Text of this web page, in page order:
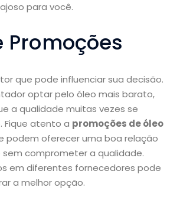
para você.
Promoções
que pode influenciar sua decisão.
optar pelo óleo mais barato,
a qualidade muitas vezes se
Fique atento a promoções de óleo
podem oferecer uma boa relação
comprometer a qualidade.
em diferentes fornecedores pode
a melhor opção.